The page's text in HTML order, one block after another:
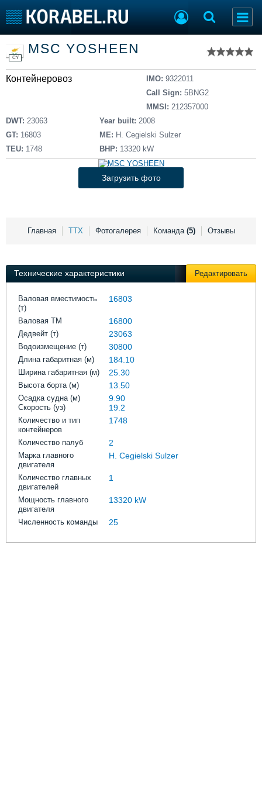
Тип судна
Добавить судно
Добавить проект
Последние 100
Пульс
Новости
Компании
Репутация
Торговая площадка
Доска объявлений
Продажа флота
Оборудование
Изделия
Материалы
Услуги
Выставки и семинары
Личности
Словарь
Галерея флота
Форум
CY
MSC YOSHEEN
Контейнеровоз IMO: 9322011
Call Sign: 5BNG2
MMSI: 212357000
DWT: 23063
GT: 16803
TEU: 1748
Year built: 2008
ME: H. Cegielski Sulzer
BHP: 13320 kW
Загрузить фото
Главная ТТХ Фотогалерея Команда (5) Отзывы
Технические характеристики Редактировать
Валовая вместимость
(т)
16803
Валовая ТМ 16800
Дедвейт (т) 23063
Водоизмещение (т) 30800
Длина габаритная (м) 184.10
Ширина габаритная (м) 25.30
Высота борта (м) 13.50
Осадка судна (м) 9.90
Скорость (уз) 19.2
Количество и тип
контейнеров
1748
Количество палуб 2
Марка главного
двигателя
H. Cegielski Sulzer
Количество главных
двигателей
1
Мощность главного
двигателя
13320 kW
Численность команды 25